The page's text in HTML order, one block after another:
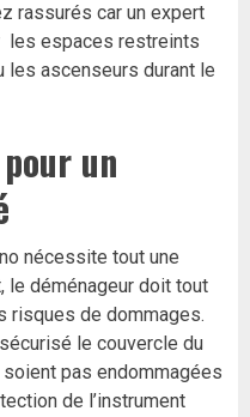
rassurés car un expert
les espaces restreints
ascenseurs durant le
un
nécessite tout une
le déménageur doit tout
risques de dommages.
le couvercle du
pas endommagées
de l’instrument